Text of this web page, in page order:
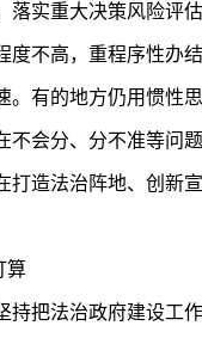
落实重大决策风险评
度不高，重程序性办
。有的地方仍用惯性
不会分、分不准等问
打造法治阵地、创新
算
持把法治政府建设